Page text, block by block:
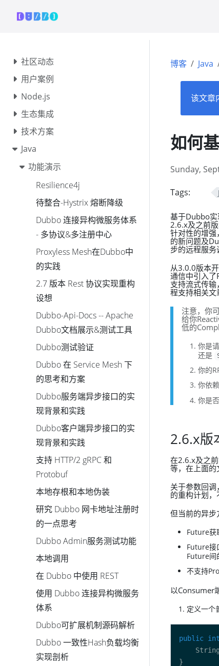
社区动态
用户案例
Node.js
生态集成
技术方案
Java
功能演示
Resilience4j
待整合-Hystrix 熔断降级
Dubbo 连接异构微服务体系
- 多协议&多注册中心
Proxyless Mesh在Dubbo中
的实践
2.7 版本 Rest 协议实现重构
设想
Dubbo-Api-Docs -- Apache
Dubbo文档展示&测试工具
Dubbo测试验证
Dubbo 在 Service Mesh 下
的思考和方案
Dubbo服务端异步接口的实
现背景和实践
Dubbo客户端异步接口的实
现背景和实践
支持 HTTP/2 gRPC 和
Protobuf
本地存根和本地伪装
研究 Dubbo 网卡地址注册时
的一点思考
Dubbo Admin服务测试功能
本地调用
在 Dubbo 中使用 REST
使用 Dubbo 连接异构微服务
体系
Dubbo可扩展机制源码解析
Dubbo 一致性Hash负载均衡
实现剖析
博客 Java
该文章
如何
Sunday,
Tags:
基于Dubbo
2.6.x及之前
针对性的增
的新问题及
步的远程服务
从3.0.0版本
通信中引入了
支持流式传
程支持相关文
注意，你
给你
低的
你是
还是
你的
你依
你是
2.6.x版
在2.6.x及之
等，在上面的
关于参数回
的重构计划，
但当前的异步
Future获
Future接
Future间
不支持
以Consumer
定义一个
public